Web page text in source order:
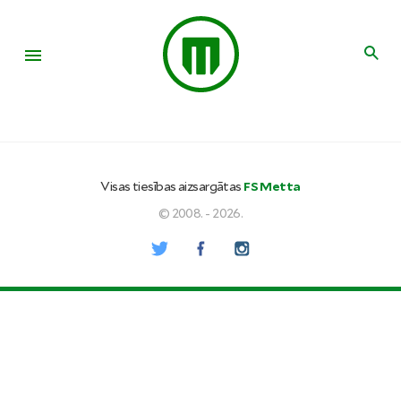
Visas tiesības aizsargātas FS Metta
© 2008. - 2026.